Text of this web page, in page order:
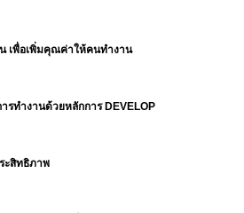
เพื่อเพิ่มคุณค่าให้คนทำงาน
รทำงานด้วยหลักการ DEVELOP
ะสิทธิภาพ